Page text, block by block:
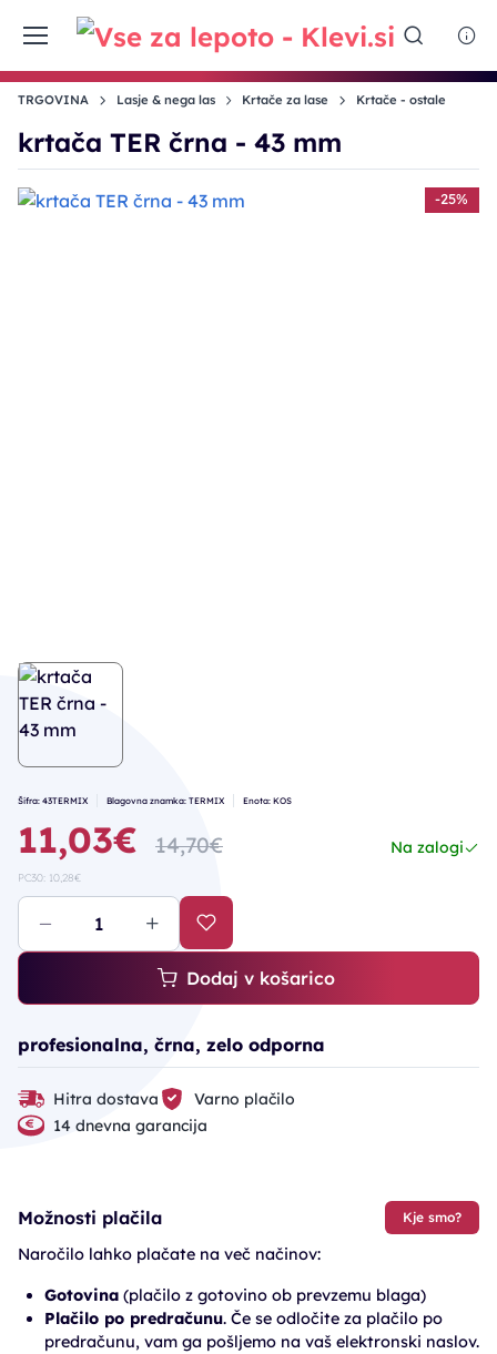
TRGOVINA Lasje & nega las Krtače za lase Krtače - ostale
krtača TER črna - 43 mm
-25%
Šifra: 43TERMIX Blagovna znamka: TERMIX Enota: KOS
11,03€ 14,70€ Na zalogi
PC30: 10,28€
Dodaj v košarico
profesionalna, črna, zelo odporna
Hitra dostava
Varno plačilo
14 dnevna garancija
Možnosti plačila Kje smo?
Naročilo lahko plačate na več načinov:
Gotovina (plačilo z gotovino ob prevzemu blaga)
Plačilo po predračunu. Če se odločite za plačilo po
predračunu, vam ga pošljemo na vaš elektronski naslov.